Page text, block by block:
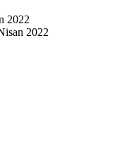
2022
2022